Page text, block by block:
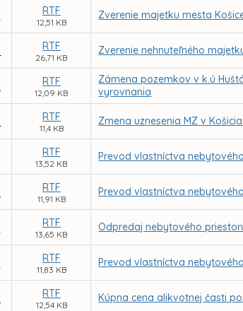
RTF
12,51 KB
Zverenie majetku mesta
RTF
26,71 KB
Zverenie nehnuteľného
RTF
12,09 KB
Zámena pozemkov v k.ú
vyrovnania
RTF
11,4 KB
Zmena uznesenia MZ v
RTF
13,52 KB
Prevod vlastníctva
RTF
11,91 KB
Prevod vlastníctva
RTF
13,65 KB
Odpredaj nebytového
RTF
11,83 KB
Prevod vlastníctva
RTF
12,54 KB
Kúpna cena alikvotnej časti